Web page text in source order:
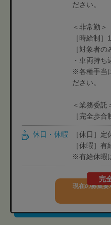
ださい。
＜非常勤＞
［時給制
［対象者の
・車両持ち
※各種手当
ださい。
＜業務委託
［完全歩
休日・休暇
［休日］
［休暇］有
※有給休暇
完
現在の募集要